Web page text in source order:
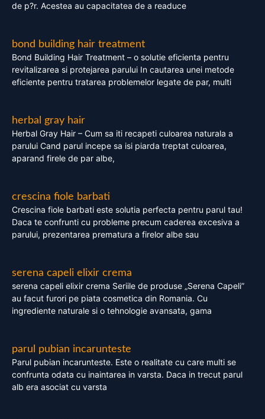
de p?r. Acestea au capacitatea de a readuce
bond building hair treatment
Bond Building Hair Treatment – o solutie eficienta pentru
revitalizarea si protejarea parului In cautarea unei metode
eficiente pentru tratarea problemelor legate de par, multi
herbal gray hair
Herbal Gray Hair – Cum sa iti recapeti culoarea naturala a
parului Cand parul incepe sa isi piarda treptat culoarea,
aparand firele de par albe,
crescina fiole barbati
Crescina fiole barbati este solutia perfecta pentru parul tau!
Daca te confrunti cu probleme precum caderea excesiva a
parului, prezentarea prematura a firelor albe sau
serena capeli elixir crema
serena capeli elixir crema Seriile de produse „Serena Capeli”
au facut furori pe piata cosmetica din Romania. Cu
ingrediente naturale si o tehnologie avansata, gama
parul pubian incarunteste
Parul pubian incarunteste. Este o realitate cu care multi se
confrunta odata cu inaintarea in varsta. Daca in trecut parul
alb era asociat cu varsta